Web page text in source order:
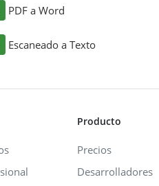
PDF a Word
Escaneado a Texto
Producto
Precios
Desarrolladores